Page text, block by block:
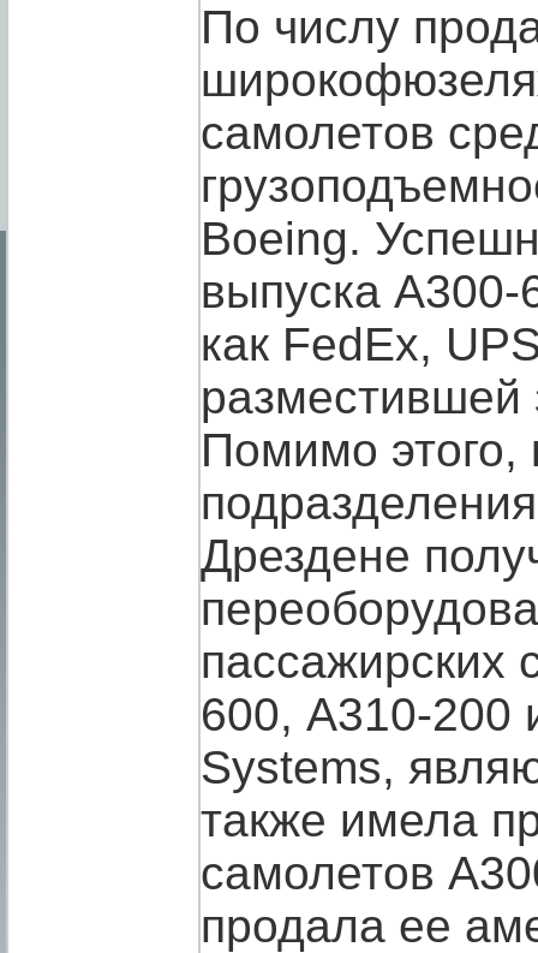
По числу
самолетов
Boeing.
выпуска А300-
как FedEx,
разместившей
Помимо этого,
Дрездене
пассажирских
600, А310-200
Systems,
также имела
самолетов
продала ее